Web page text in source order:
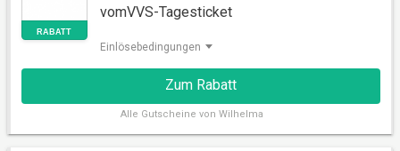
vomVVS-Tagesticket
Einlösebedingungen
Zum Rabatt
Alle Gutscheine von Wilhelma